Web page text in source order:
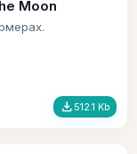
Moon
file_download 512.1 Kb